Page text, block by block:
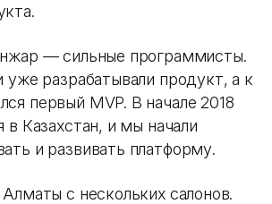
— сильные программисты.
уже разрабатывали продукт, а к
первый MVP. В начале 2018
в Казахстан, и мы начали
и развивать платформу.
с нескольких салонов.